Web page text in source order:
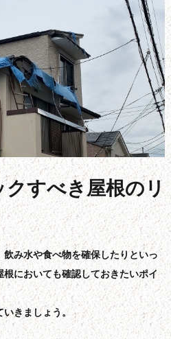
クすべき屋根のリ
み水や食べ物を確保したりといっ
においても確認しておきたいポイ
きましょう。